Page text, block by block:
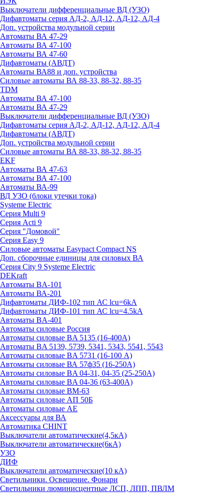
Выключатели дифференциальные ВД (УЗО)
Дифавтоматы серия АД-2, АД-12, АД-12, АД-4
Доп. устройства модульной серии
Автоматы ВА 47-29
Автоматы ВА 47-100
Автоматы ВА 47-60
Дифавтоматы (АВДТ)
Автоматы ВА88 и доп. устройства
Силовые автоматы ВА 88-33, 88-32, 88-35
TDM
Автоматы ВА 47-100
Автоматы ВА 47-29
Выключатели дифференциальные ВД (УЗО)
Дифавтоматы серия АД-2, АД-12, АД-12, АД-4
Дифавтоматы (АВДТ)
Доп. устройства модульной серии
Силовые автоматы ВА 88-33, 88-32, 88-35
EKF
Автоматы ВА 47-63
Автоматы ВА 47-100
Автоматы ВА-99
ВД УЗО (блоки утечки тока)
Systeme Electric
Серия Multi 9
Серия Acti 9
Серия "Домовой"
Серия Easy 9
Силовые автоматы Easypact Compact NS
Доп. сборочные единицы для силовых ВА
Серия City 9 Systeme Electric
DEKraft
Автоматы BA-101
Автоматы ВА-201
Дифавтоматы ДИФ-102 тип АС lcu=6kA
Дифавтоматы ДИФ-101 тип АС lcu=4.5kA
Автоматы BA-401
Автоматы силовые Россия
Автоматы силовые BA 5135 (16-400А)
Автоматы BA 5139, 5739, 5341, 5343, 5541, 5543
Автоматы силовые BA 5731 (16-100 А)
Автоматы силовые ВА 57ф35 (16-250А)
Автоматы силовые BA 04-31, 04-35 (25-250А)
Автоматы силовые BA 04-36 (63-400А)
Автоматы силовые ВМ-63
Автоматы силовые АП 50Б
Автоматы силовые АЕ
Аксессуары для ВА
Автоматика CHINT
Выключатели автоматические(4,5кА)
Выключатели автоматические(6кА)
УЗО
ДИФ
Выключатели автоматические(10 кА)
Светильники. Освещение. Фонари
Светильники люминисцентные ЛСП, ЛПП, ПВЛМ